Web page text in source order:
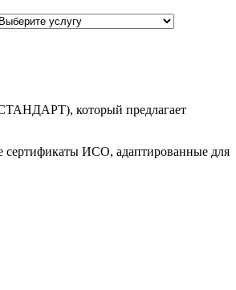
который предлагает
сертификаты ИСО, адаптированные для